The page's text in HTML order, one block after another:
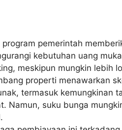
program pemerintah
kebutuhan uang
meskipun mungkin lebih
properti menawarkan
termasuk kemungkinan
Namun, suku bunga